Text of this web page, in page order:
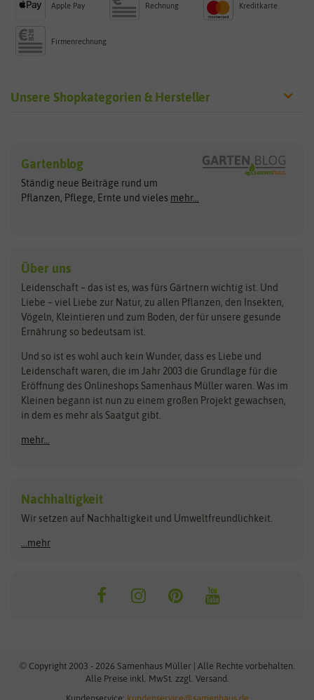
Apple Pay Rechnung Kreditkarte
Firmenrechnung
Unsere Shopkategorien & Hersteller
Exotische Samen
Gemüsesamen
Gründünger
Kräutersamen
Obstsamen
Pilzbrut
Rasensamen
Steckzwiebeln
Zimmer & Kübelpflanzen
Kataloge
Schnäppchen
Anzucht & Gartenzubehör
Anzuchtschalen
Heizmatte & Heizkabel
Kokos-Quelltabletten
Zimmergewächshaus
Maissamen
Arche Noah
ASB Greenworld
Benary
Bingenheimer Saatgut
Bionana
BIOWOL
Blumicorn
Bûten Birds
Carl Pabst
Clever Pots
COMPO
Dürr-Samen
Feldsaaten Freudenberger
Fertil
Flora Elite
Florissa
Flortis
Franchi Sementi
Hortitops
JUB Holland
Küpper
Gartenblog
Ständig neue Beiträge rund um
Pflanzen, Pflege, Ernte und vieles mehr...
Über uns
Leidenschaft – das ist es, was fürs Gärtnern wichtig ist. Und
Liebe – viel Liebe zur Natur, zu allen Pflanzen, den Insekten,
Vögeln, Kleintieren und zum Boden, der für unsere gesunde
Ernährung so bedeutsam ist.
Und so ist es wohl auch kein Wunder, dass es Liebe und
Leidenschaft waren, die im Jahr 2003 die Grundlage für die
Eröffnung des Onlineshops Samenhaus Müller waren. Was im
Kleinen begann ist nun zu einem großen Projekt gewachsen,
in dem es mehr als Saatgut gibt.
mehr...
Nachhaltigkeit
Wir setzen auf Nachhaltigkeit und Umweltfreundlichkeit.
...mehr
© Copyright 2003 - 2026 Samenhaus Müller | Alle Rechte vorbehalten.
Alle Preise inkl. MwSt. zzgl. Versand.